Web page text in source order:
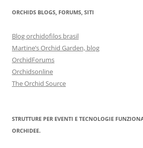
ORCHIDS BLOGS, FORUMS, SITI
Blog orchidofilos brasil
Martine’s Orchid Garden, blog
OrchidForums
Orchidsonline
The Orchid Source
STRUTTURE PER EVENTI E TECNOLOGIE
ORCHIDEE.